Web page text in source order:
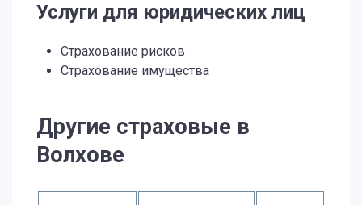
Услуги для юридических лиц
Страхование рисков
Страхование имущества
Другие страховые в
Волхове